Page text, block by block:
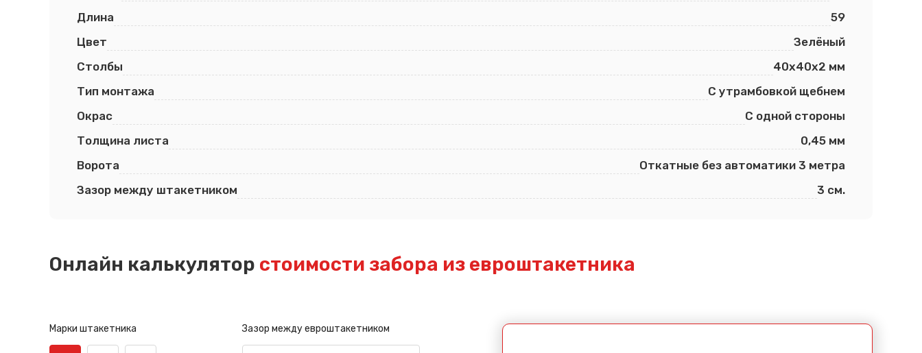
Длина
59
Цвет
Зелёный
Столбы
40х40х2 мм
Тип монтажа
С утрамбовкой щебнем
Окрас
С одной стороны
Толщина листа
0,45 мм
Ворота
Откатные без автоматики 3 метра
Зазор между штакетником
3 см.
Онлайн калькулятор стоимости забора из евроштакетника
Марки штакетника Зазор между евроштакетником